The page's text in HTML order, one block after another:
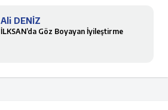
Ali DENİZ
İLKSAN’da Göz Boyayan İyileştirme